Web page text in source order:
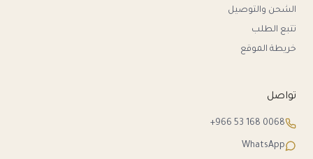
الشحن والتوصيل
تتبع الطلب
خريطة الموقع
تواصل
+966 53 168 0068
WhatsApp